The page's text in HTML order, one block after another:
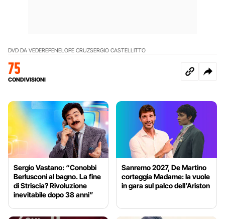
DVD DA VEDEREPENELOPE CRUZSERGIO CASTELLITTO
75
CONDIVISIONI
Sergio Vastano: “Conobbi
Berlusconi al bagno. La fine
di Striscia? Rivoluzione
inevitabile dopo 38 anni”
Sanremo 2027, De Martino
corteggia Madame: la vuole
in gara sul palco dell’Ariston